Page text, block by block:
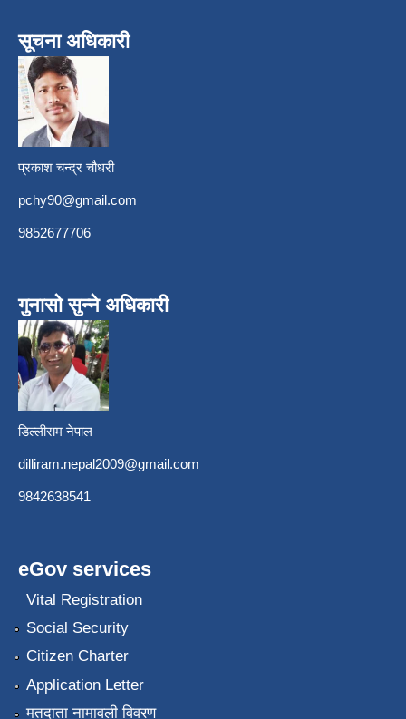
सूचना अधिकारी
प्रकाश चन्द्र चौधरी
pchy90@gmail.com
9852677706
गुनासो सुन्ने अधिकारी
डिल्लीराम नेपाल
dilliram.nepal2009@gmail.com
9842638541
eGov services
Vital Registration
Social Security
Citizen Charter
Application Letter
मतदाता नामावली विवरण